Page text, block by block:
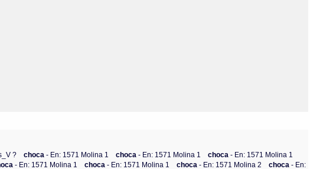
? choca- En: 1571 Molina 1 choca- En: 1571 Molina 1 choca- En: 1571 Molina 1
- En: 1571 Molina 1 choca- En: 1571 Molina 1 choca- En: 1571 Molina 2 choca- En: